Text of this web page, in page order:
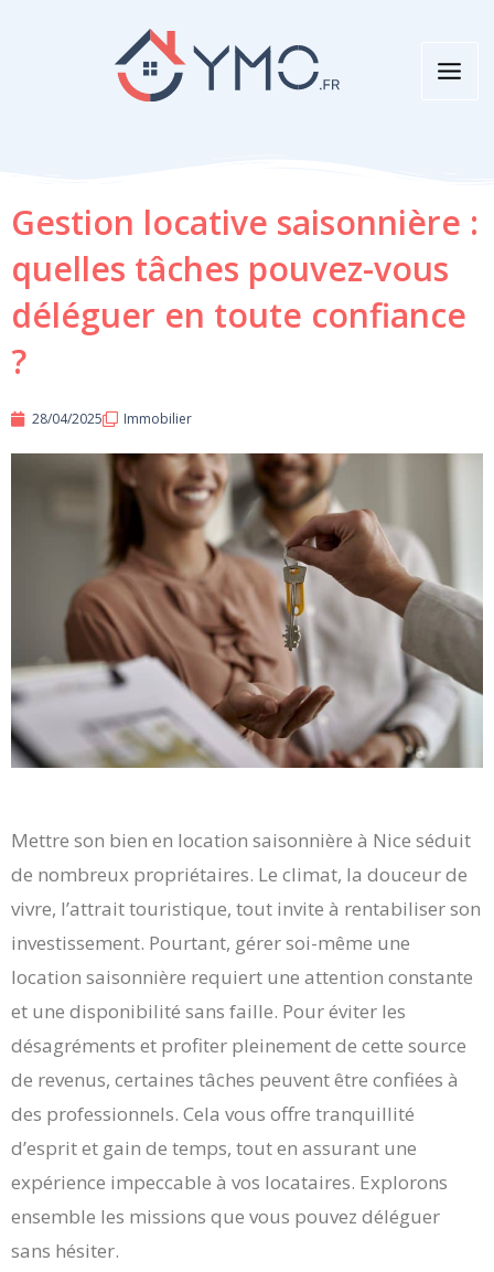
Gestion locative saisonnière :
quelles tâches pouvez-vous
déléguer en toute confiance
?
28/04/2025 Immobilier
Mettre son bien en location saisonnière à Nice séduit
de nombreux propriétaires. Le climat, la douceur de
vivre, l’attrait touristique, tout invite à rentabiliser son
investissement. Pourtant, gérer soi-même une
location saisonnière requiert une attention constante
et une disponibilité sans faille. Pour éviter les
désagréments et profiter pleinement de cette source
de revenus, certaines tâches peuvent être confiées à
des professionnels. Cela vous offre tranquillité
d’esprit et gain de temps, tout en assurant une
expérience impeccable à vos locataires. Explorons
ensemble les missions que vous pouvez déléguer
sans hésiter.